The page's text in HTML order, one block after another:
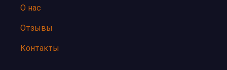
О нас
Отзывы
Контакты